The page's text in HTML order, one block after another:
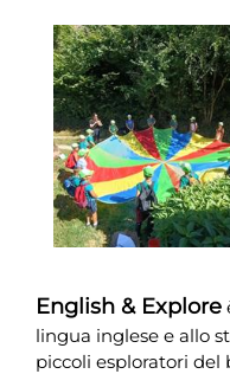
English & Explore
lingua inglese e allo
piccoli esploratori del